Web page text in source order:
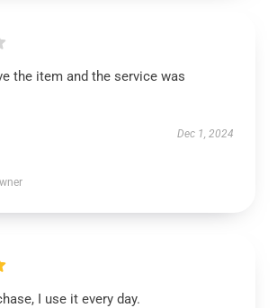
the item and the service was
Dec 1, 2024
I use it every day.